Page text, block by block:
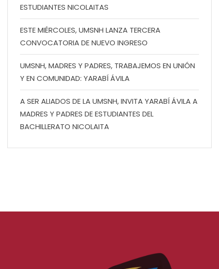
ESTUDIANTES NICOLAITAS
ESTE MIÉRCOLES, UMSNH LANZA TERCERA
CONVOCATORIA DE NUEVO INGRESO
UMSNH, MADRES Y PADRES, TRABAJEMOS EN UNIÓN
Y EN COMUNIDAD: YARABÍ ÁVILA
A SER ALIADOS DE LA UMSNH, INVITA YARABÍ ÁVILA A
MADRES Y PADRES DE ESTUDIANTES DEL
BACHILLERATO NICOLAITA